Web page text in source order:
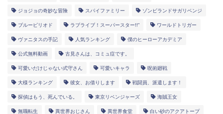
ジョジョの奇妙な冒険 スパイファミリー ゾンビランドサガリベンジ
ブルーピリオド ラブライブ！スーパースター!!” ワールドトリガー
ヴァニタスの手記 人気ランキング 僕のヒーローアカデミア
公式無料動画 古見さんは、コミュ症です。
可愛いだけじゃない式守さん 可愛いキャラ 呪術廻戦
大様ランキング 彼女、お借りします 戦闘員、派遣します！
探偵はもう、死んでいる。 東京リベンジャーズ 海賊王女
無職転生 異世界おじさん 異世界食堂 白い砂のアクアトープ